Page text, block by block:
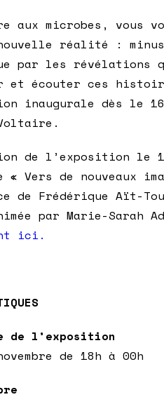
aux microbes, vous
réalité :
par les révélations
et écouter ces
inaugurale dès le 16
de l’exposition le
« Vers de nouveaux
de Frédérique Aït-
par Marie-Sarah
ici.
de l’exposition
de 18h à 00h